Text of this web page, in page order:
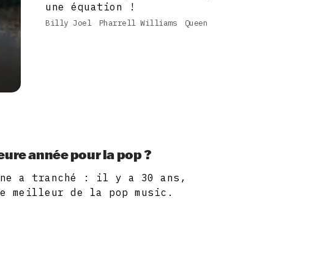
une équation !
Billy Joel Pharrell Williams Queen
année pour la pop ?
a tranché : il y a 30 ans,
meilleur de la pop music.